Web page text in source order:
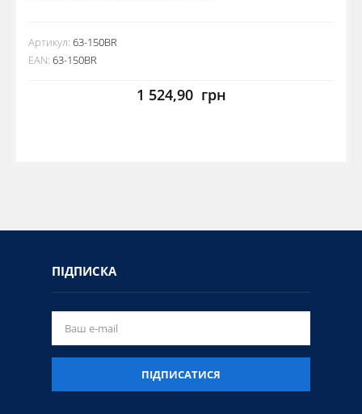
Артикул: 63-150BR
EAN: 63-150BR
1 524,90грн
ПІДПИСКА
ПІДПИСАТИСЯ